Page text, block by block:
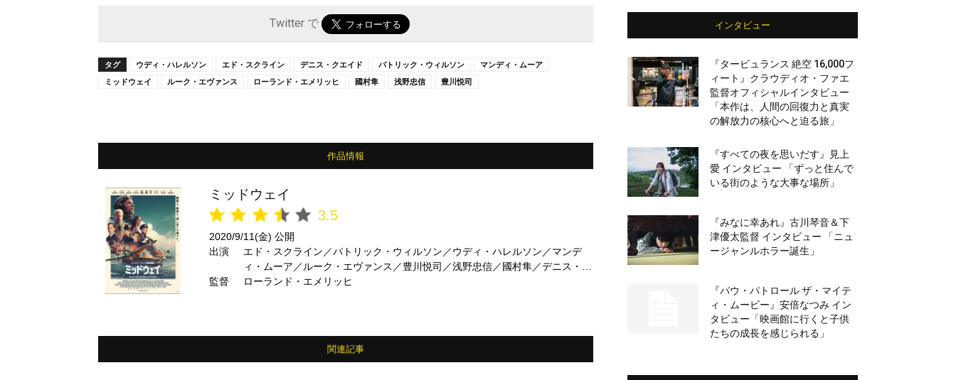
Twitter で
タグ ウディ・ハレルソン エド・スクライン デニス・クエイド パトリック・ウィルソン
マンディ・ムーア
ミッドウェイ
ルーク・エヴァンス ローランド・エメリッヒ 國村隼 浅野忠信 豊川悦司
作品情報
ミッドウェイ
3.5
2020/9/11(金) 公開
出演
エド・スクライン／パトリック・ウィルソン／ウディ・ハレルソン／マンデ
ィ・ムーア／ルーク・エヴァンス／豊川悦司／浅野忠信／國村隼／デニス・ク
エイド ほか
監督 ローランド・エメリッヒ
関連記事
インタビュー
『タービュランス 絶空 16,000フ
ィート』クラウディオ・ファエ
監督オフィシャルインタビュー
「本作は、人間の回復力と真実
の解放力の核心へと迫る旅」
『すべての夜を思いだす』見上
愛 インタビュー 「ずっと住んで
いる街のような大事な場所」
『みなに幸あれ』古川琴音＆下
津優太監督 インタビュー 「ニュ
ージャンルホラー誕生」
『パウ・パトロール ザ・マイテ
ィ・ムービー』安倍なつみ イン
タビュー「映画館に行くと子供
たちの成長を感じられる」